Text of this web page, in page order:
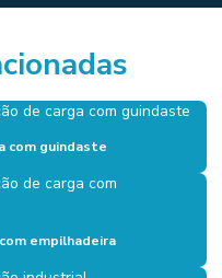
metálicas
com guindaste
empilhadeira